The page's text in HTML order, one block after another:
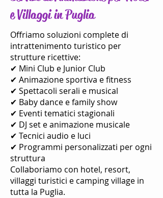
e Villaggi in Puglia
Offriamo soluzioni complete di
intrattenimento turistico per
strutture ricettive:
✔ Mini Club e Junior Club
✔ Animazione sportiva e fitness
✔ Spettacoli serali e musical
✔ Baby dance e family show
✔ Eventi tematici stagionali
✔ DJ set e animazione musicale
✔ Tecnici audio e luci
✔ Programmi personalizzati per ogni
struttura
Collaboriamo con hotel, resort,
villaggi turistici e camping village in
tutta la Puglia.